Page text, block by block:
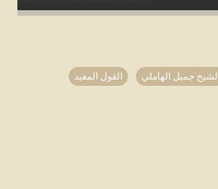
الشيخ جميل الهاملي القول المفيد